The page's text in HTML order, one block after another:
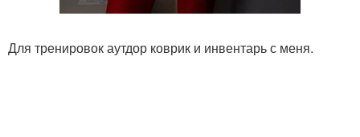
Для тренировок аутдор коврик и инвентарь с меня.